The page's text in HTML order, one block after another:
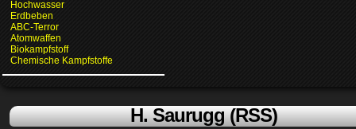
Hochwasser
Erdbeben
ABC-Terror
Atomwaffen
Biokampfstoff
Chemische Kampfstoffe
H. Saurugg (RSS)